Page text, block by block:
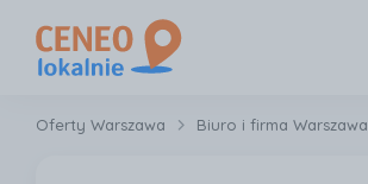
Oferty Warszawa Biuro i firma Warszawa